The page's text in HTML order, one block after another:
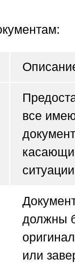
все
ситуации
должны
или